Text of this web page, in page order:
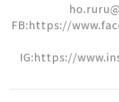
FB:https://
IG:https://